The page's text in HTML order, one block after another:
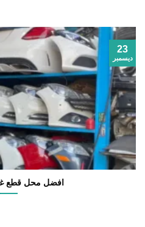
افضل محل قطع
23
ديسمبر